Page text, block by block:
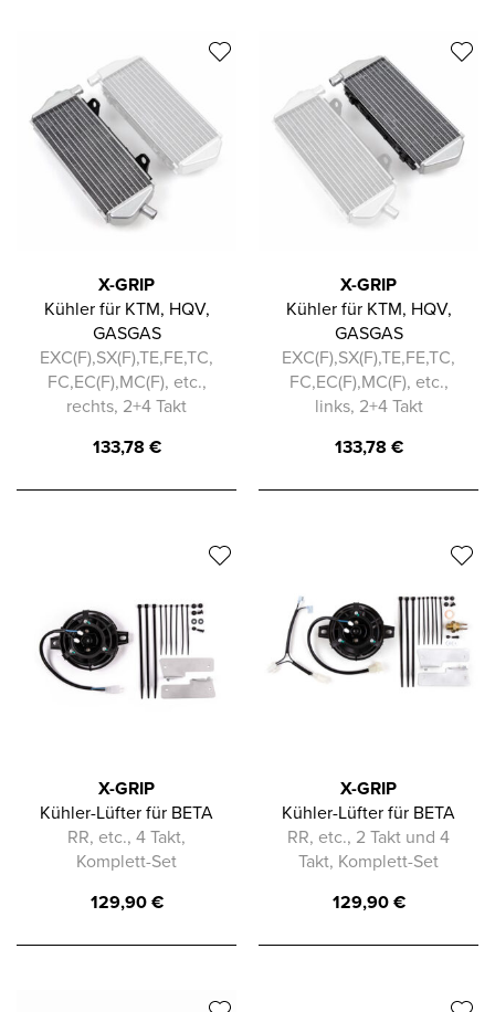
X-GRIP
Kühler für KTM, HQV,
GASGAS
EXC(F),SX(F),TE,FE,TC,
FC,EC(F),MC(F), etc.,
rechts, 2+4 Takt
133,78 €
X-GRIP
Kühler für KTM, HQV,
GASGAS
EXC(F),SX(F),TE,FE,TC,
FC,EC(F),MC(F), etc.,
links, 2+4 Takt
133,78 €
X-GRIP
Kühler-Lüfter für BETA
RR, etc., 4 Takt,
Komplett-Set
129,90€
X-GRIP
Kühler-Lüfter für BETA
RR, etc., 2 Takt und 4
Takt, Komplett-Set
129,90€